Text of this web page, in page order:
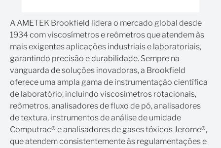
A AMETEK Brookfield lidera o mercado global desde
1934 com viscosímetros e reômetros que atendem às
mais exigentes aplicações industriais e laboratoriais,
garantindo precisão e durabilidade. Sempre na
vanguarda de soluções inovadoras, a Brookfield
oferece uma ampla gama de instrumentação científica
de laboratório, incluindo viscosímetros rotacionais,
reômetros, analisadores de fluxo de pó, analisadores
de textura, instrumentos de análise de umidade
Computrac® e analisadores de gases tóxicos Jerome®,
que atendem consistentemente às regulamentações e